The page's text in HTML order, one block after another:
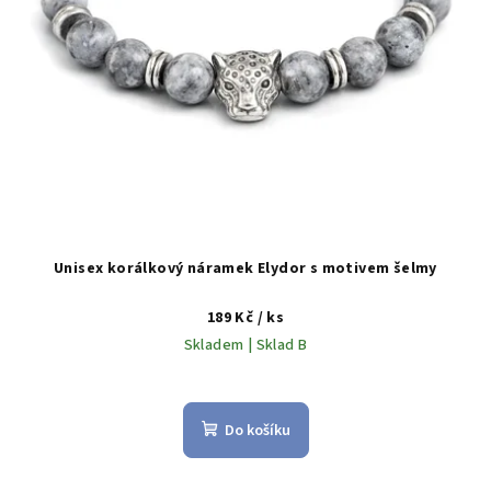
Unisex korálkový náramek Elydor s motivem šelmy
189 Kč / ks
Skladem | Sklad B
Do košíku